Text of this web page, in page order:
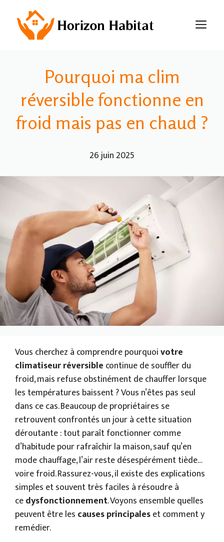
contenu
Pourquoi ma clim
réversible fonctionne en
froid mais pas en chaud ?
26 juin 2025
Vous cherchez à comprendre pourquoivotre
climatiseur réversible continue de souffler du
froid, mais refuse obstinément de chauffer lorsque
les températures baissent ? Vous n’êtes pas seul
dans ce cas. Beaucoup de propriétaires se
retrouvent confrontés un jour à cette situation
déroutante : tout paraît fonctionner comme
d’habitude pour rafraîchir la maison, sauf qu’en
mode chauffage, l’air reste désespérément tiède…
voire froid. Rassurez-vous, il existe des explications
simples et souvent très faciles à résoudre à
cedysfonctionnement. Voyons ensemble quelles
peuvent être les causes principaleset comment y
remédier.